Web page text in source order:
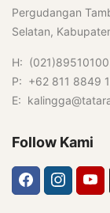
Pergudangan
Selatan,
H: (021)89510100
P: +62 811 8849
E:
Follow Kami